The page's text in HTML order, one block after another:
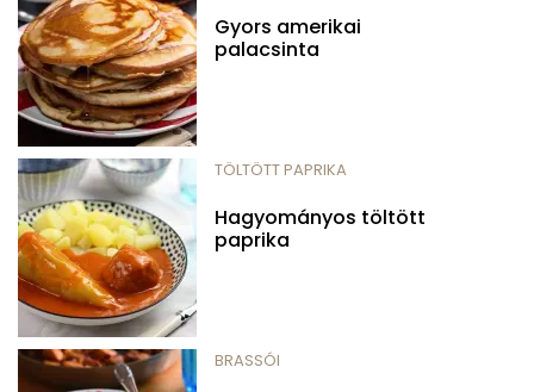
Gyors amerikai
palacsinta
TÖLTÖTT PAPRIKA
Hagyományos töltött
paprika
BRASSÓI